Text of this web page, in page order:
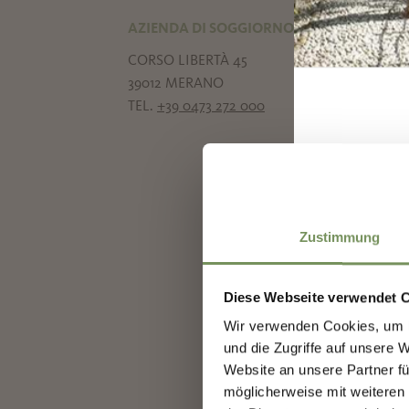
Zustimmung
Diese Webseite verwendet
Wir verwenden Cookies,
und die Zugriffe auf unsere
Website an unsere Partner
möglicherweise mit
AZIENDA DI SOGGIORNO DI MERANO
CORSO LIBERTÀ 45
39012 MERANO
TEL. +39 0473 272 000